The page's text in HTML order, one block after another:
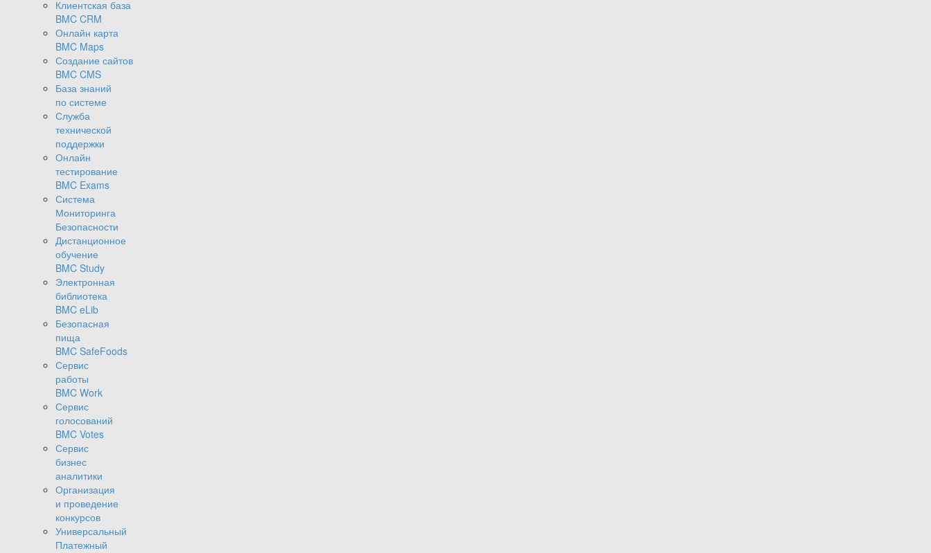
Клиентская база
BMC CRM
Онлайн карта
BMC Maps
Создание сайтов
BMC CMS
База знаний
по системе
Служба
технической
поддержки
Онлайн
тестирование
BMC Exams
Система
Мониторинга
Безопасности
Дистанционное
обучение
BMC Study
Электронная
библиотека
BMC eLib
Безопасная
пища
BMC SafeFoods
Сервис
работы
BMC Work
Сервис
голосований
BMC Votes
Сервис
бизнес
аналитики
Организация
и проведение
конкурсов
Универсальный
Платежный